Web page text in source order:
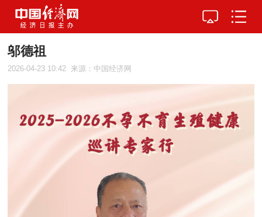
邬德祖
2026-04-23 10:42 来源：中国经济网